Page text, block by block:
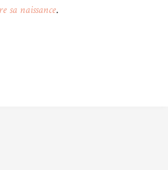
sa naissance.